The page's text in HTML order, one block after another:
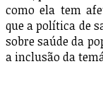
como ela tem
que a política de
sobre saúde da
a inclusão da